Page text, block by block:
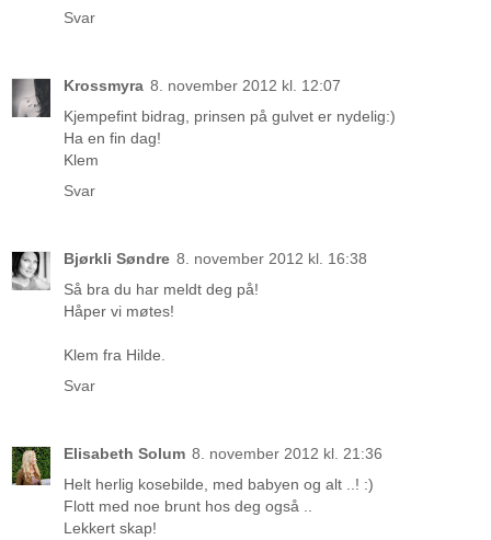
Svar
Krossmyra 8. november 2012 kl. 12:07
Kjempefint bidrag, prinsen på gulvet er nydelig:)
Ha en fin dag!
Klem
Svar
Bjørkli Søndre 8. november 2012 kl. 16:38
Så bra du har meldt deg på!
Håper vi møtes!
Klem fra Hilde.
Svar
Elisabeth Solum 8. november 2012 kl. 21:36
Helt herlig kosebilde, med babyen og alt ..! :)
Flott med noe brunt hos deg også ..
Lekkert skap!